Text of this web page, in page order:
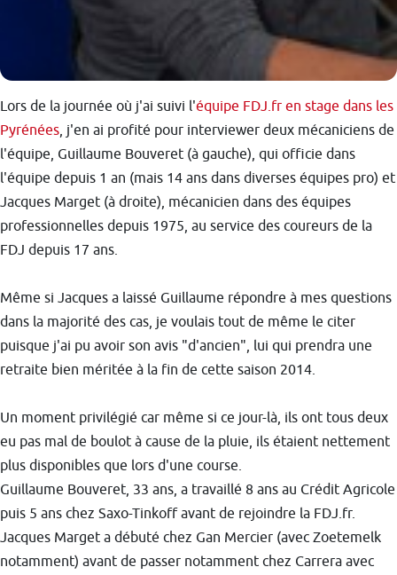
Lors de la journée où j'ai suivi l'équipe FDJ.fr en stage dans les
Pyrénées, j'en ai profité pour interviewer deux mécaniciens de
l'équipe, Guillaume Bouveret (à gauche), qui officie dans
l'équipe depuis 1 an (mais 14 ans dans diverses équipes pro) et
Jacques Marget (à droite), mécanicien dans des équipes
professionnelles depuis 1975, au service des coureurs de la
FDJ depuis 17 ans.
Même si Jacques a laissé Guillaume répondre à mes questions
dans la majorité des cas, je voulais tout de même le citer
puisque j'ai pu avoir son avis "d'ancien", lui qui prendra une
retraite bien méritée à la fin de cette saison 2014.
Un moment privilégié car même si ce jour-là, ils ont tous deux
eu pas mal de boulot à cause de la pluie, ils étaient nettement
plus disponibles que lors d'une course.
Guillaume Bouveret, 33 ans, a travaillé 8 ans au Crédit Agricole
puis 5 ans chez Saxo-Tinkoff avant de rejoindre la FDJ.fr.
Jacques Marget a débuté chez Gan Mercier (avec Zoetemelk
notamment) avant de passer notamment chez Carrera avec